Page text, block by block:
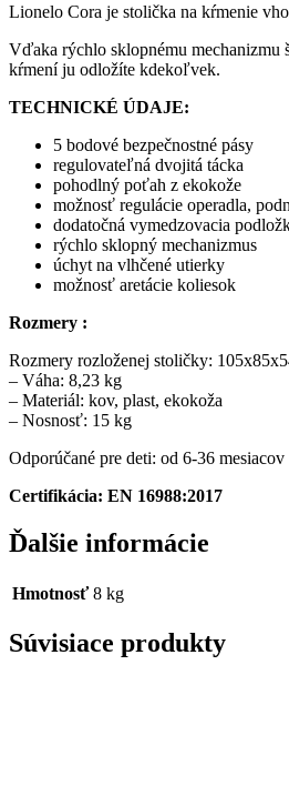
Lionelo Cora je stolička na kŕmenie
Vďaka rýchlo sklopnému mechanizmu
kŕmení ju odložíte kdekoľvek.
TECHNICKÉ ÚDAJE:
5 bodové bezpečnostné pásy
regulovateľná dvojitá tácka
pohodlný poťah z ekokože
možnosť regulácie operadla,
dodatočná vymedzovacia
rýchlo sklopný mechanizmus
úchyt na vlhčené utierky
možnosť aretácie koliesok
Rozmery :
Rozmery rozloženej stoličky:
– Váha: 8,23 kg
– Materiál: kov, plast, ekokoža
– Nosnosť: 15 kg
Odporúčané pre deti: od 6-36 mesiacov
Certifikácia: EN 16988:2017
Ďalšie informácie
Hmotnosť 8 kg
Súvisiace produkty